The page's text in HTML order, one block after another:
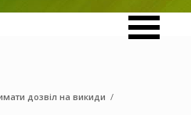
дозвіл на викиди /